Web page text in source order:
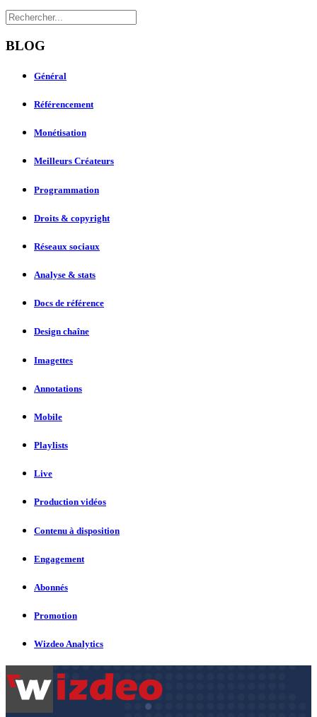
BLOG
Général
Référencement
Monétisation
Meilleurs Créateurs
Programmation
Droits & copyright
Réseaux sociaux
Analyse & stats
Docs de référence
Design chaîne
Imagettes
Annotations
Mobile
Playlists
Live
Production vidéos
Contenu à disposition
Engagement
Abonnés
Promotion
Wizdeo Analytics